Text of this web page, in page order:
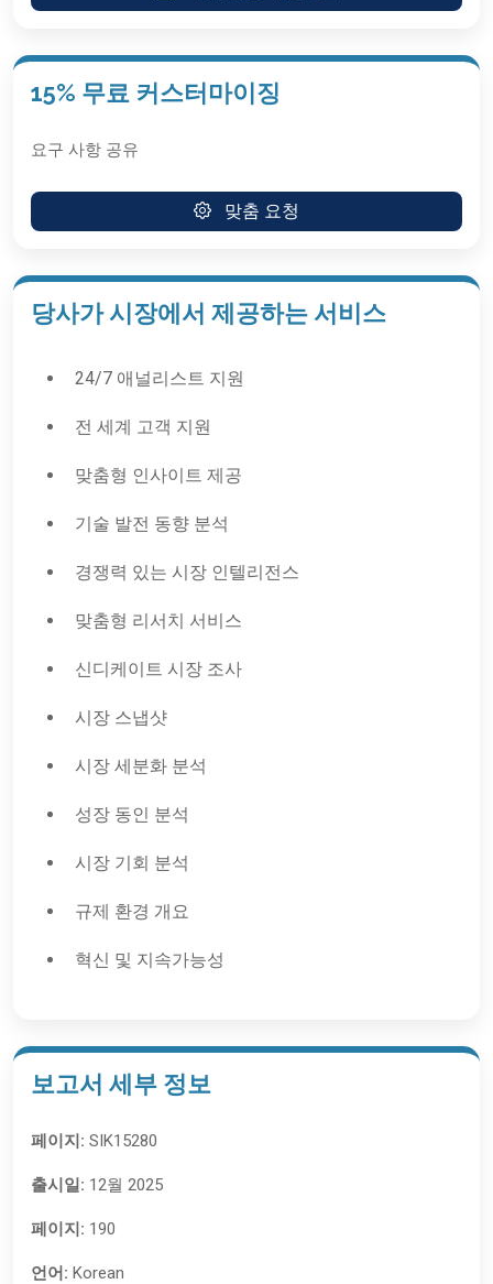
15% 무료 커스터마이징
요구 사항 공유
맞춤 요청
당사가 시장에서 제공하는 서비스
24/7 애널리스트 지원
전 세계 고객 지원
맞춤형 인사이트 제공
기술 발전 동향 분석
경쟁력 있는 시장 인텔리전스
맞춤형 리서치 서비스
신디케이트 시장 조사
시장 스냅샷
시장 세분화 분석
성장 동인 분석
시장 기회 분석
규제 환경 개요
혁신 및 지속가능성
보고서 세부 정보
페이지: SIK15280
출시일: 12월 2025
페이지: 190
언어: Korean